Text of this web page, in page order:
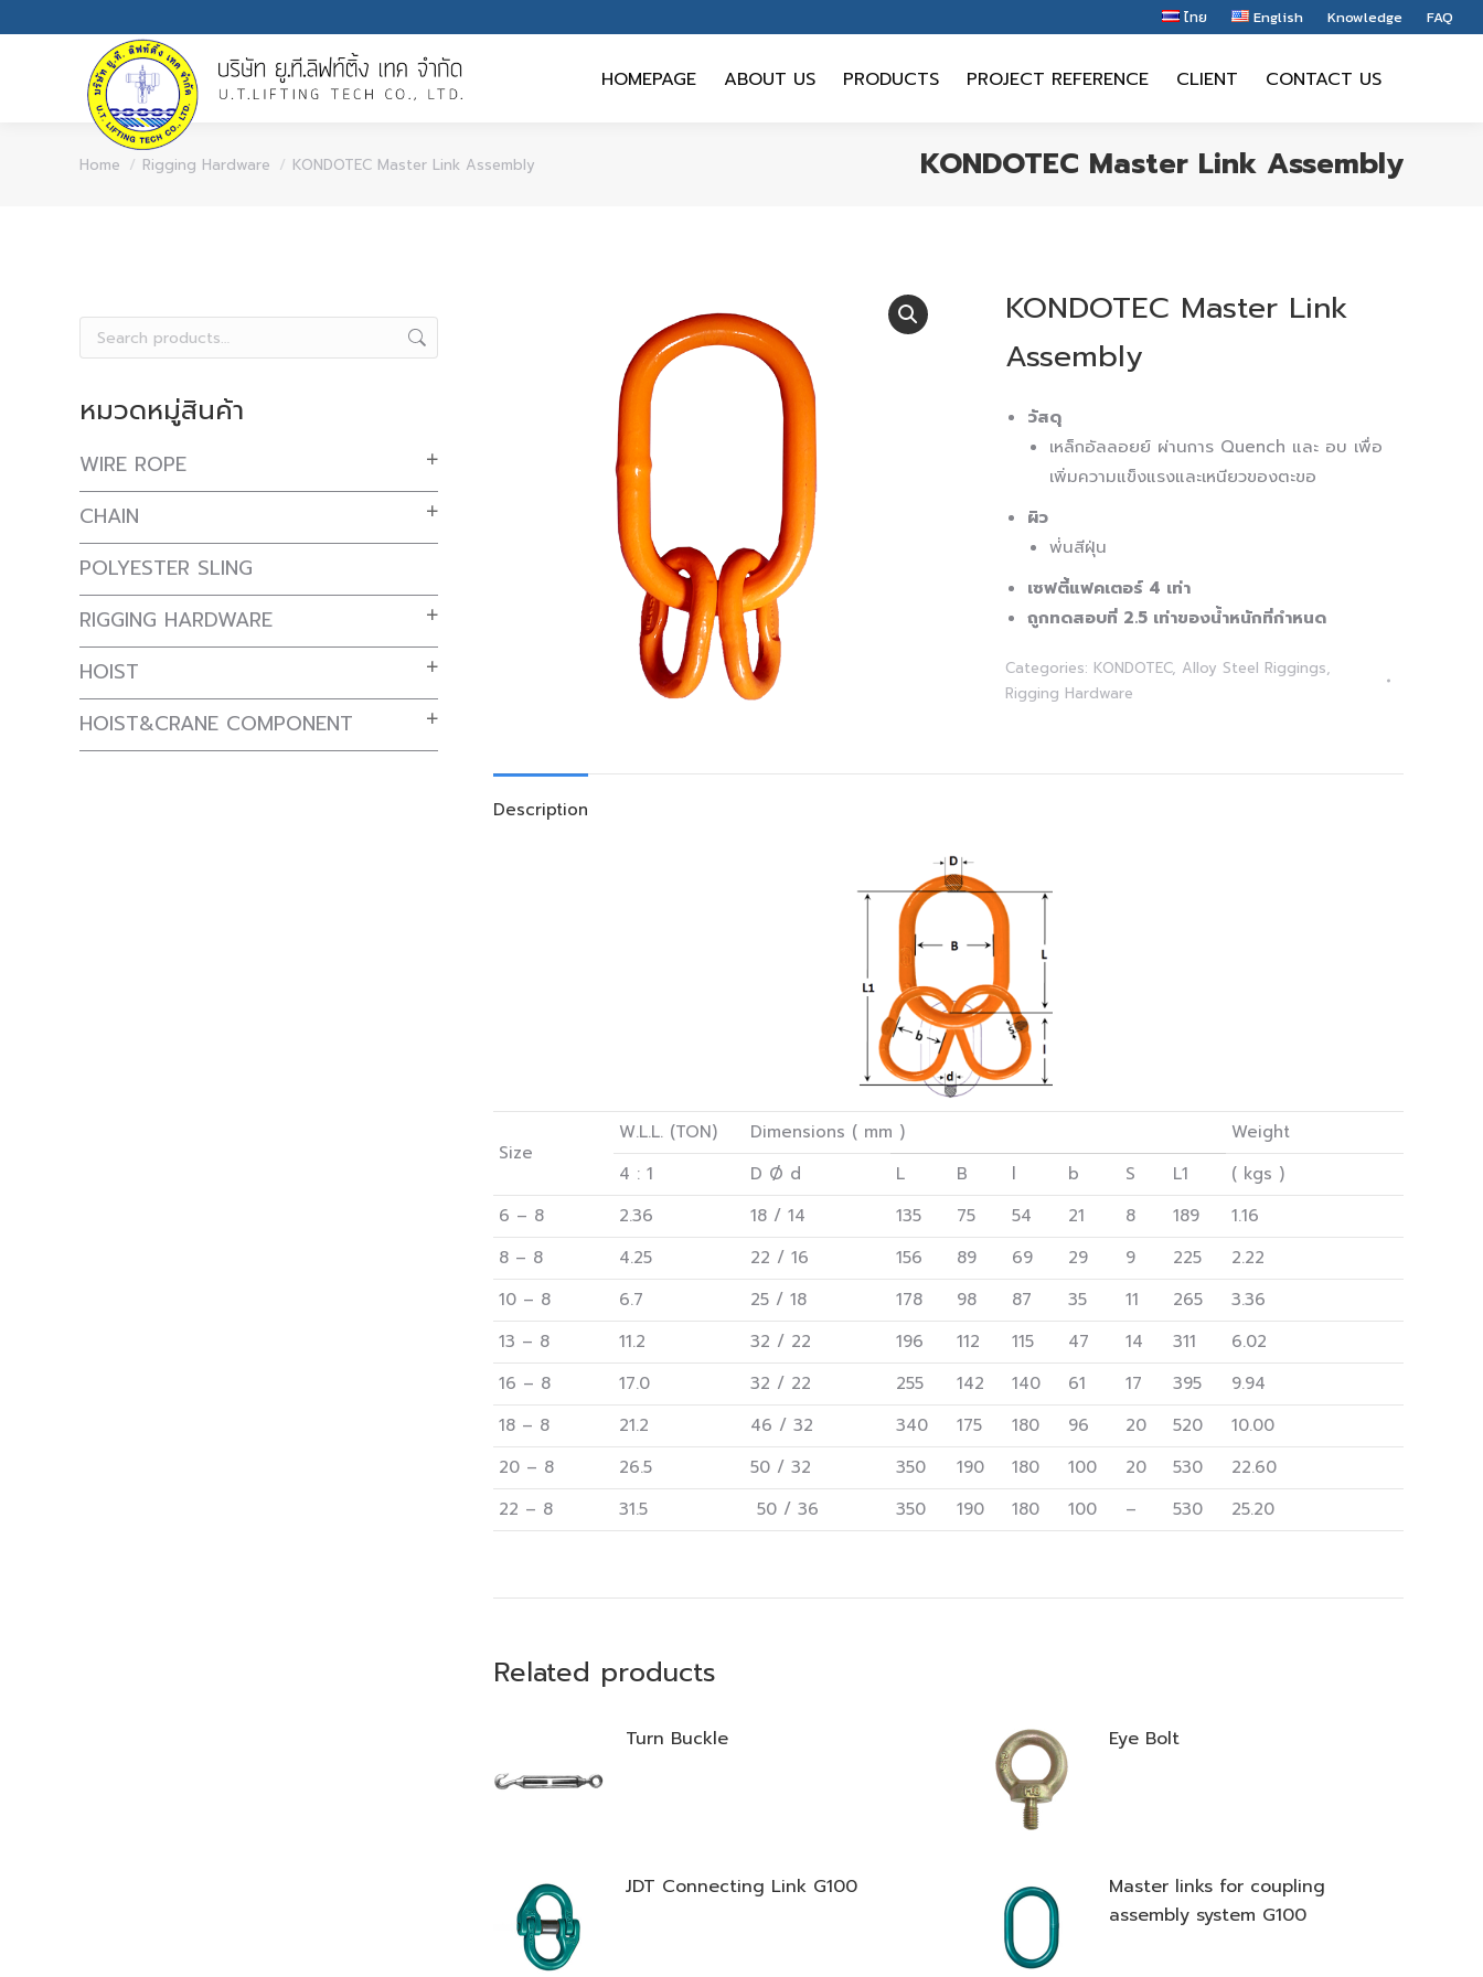
ไทย English Knowledge FAQ
HOMEPAGE ABOUT US PRODUCTS PROJECT REFERENCE CLIENT CONTACT US
You are here:
Home Rigging Hardware KONDOTEC Master Link Assembly KONDOTEC Master Link Assembly
KONDOTEC Master Link
Assembly
วัสดุ
เหล็กอัลลอยย์ ผ่านการ Quench และ อบ เพื่อ
เพิ่มความแข็งแรงและเหนียวของตะขอ
ผิว
พ่่นสีฝุ่น
เซฟตี้แฟคเตอร์ 4 เท่า
ถูกทดสอบที่ 2.5 เท่าของน้ำหนักที่กำหนด
Categories: KONDOTEC, Alloy Steel Riggings,
Rigging Hardware
Description
Size
W.L.L. (TON) Dimensions ( mm )
Weight
4 : 1
D Ø d L B l b S L1
( kgs )
6 – 8
2.36 18 / 14 135 75 54 21 8 189
1.16
8 – 8
4.25 22 / 16 156 89 69 29 9 225
2.22
10 – 8
6.7 25 / 18 178 98 87 35 11 265
3.36
13 – 8
11.2 32 / 22 196 112 115 47 14 311
6.02
16 – 8
17.0 32 / 22 255 142 140 61 17 395
9.94
18 – 8
21.2 46 / 32 340 175 180 96 20 520
10.00
20 – 8
26.5 50 / 32 350 190 180 100 20 530
22.60
22 – 8
31.5 50 / 36 350 190 180 100 – 530 25.20
Related products
Turn Buckle Eye Bolt
JDT Connecting Link G100
Master links for coupling
assembly system G100
หมวดหมู่สินค้า
WIRE ROPE
CHAIN
POLYESTER SLING
RIGGING HARDWARE
HOIST
HOIST&CRANE COMPONENT